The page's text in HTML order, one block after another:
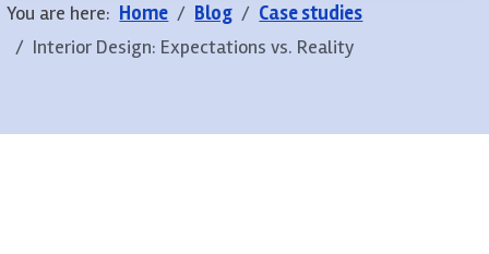
You are here: Home Blog
Case studies
Interior Design: Expectations vs. Reality